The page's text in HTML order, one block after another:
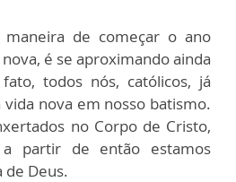
de começar o ano
é se aproximando ainda
todos nós, católicos, já
nova em nosso batismo.
no Corpo de Cristo,
partir de então estamos
de Deus.